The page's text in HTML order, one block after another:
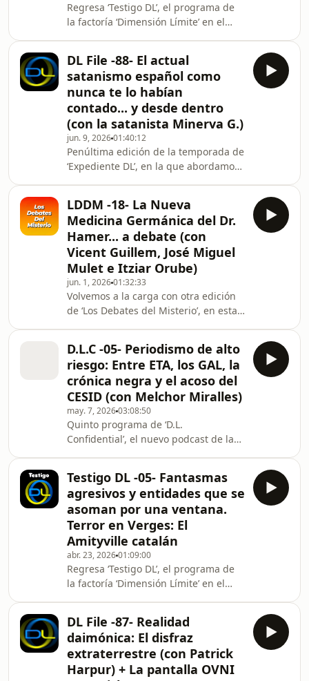
ministro, un juez y un par de
periodistas de investigación, en todas
la
Regresa ‘Testigo DL’, el programa de
la factoría ‘Dimensión Límite’ en el
únicos protagonistas. Tras dos
décadas recopilando cientos de ellos,
abrimos nuestro archivo particular
para ofreceros historias fascinantes,
vivencias inauditas, narradas siempre
por sus declarantes directos. Para
esta sexta y última edición de la
tempo
DL File -88- El actual
satanismo español como
nunca te lo habían
contado... y desde dentro
(con la satanista Minerva G.)
jun. 9, 202601:40:12
Penúltima edición de la temporada de
‘Expediente DL’, en la que abordamos
satanismo. Y lo hacemos, como os
tenemos ya acostumbrados, de
manera rupturista. Pues contamos
para tal menester con una satanista
de verdad, Minerva García, y con un
tono informativo a la par que
desenfadado y… ¿por qué no decirlo?
Incluso divertido. Hab
LDDM -18- La Nueva
Medicina Germánica del Dr.
Hamer... a debate (con
Vicent Guillem, José Miguel
Mulet e Itziar Orube)
jun. 1, 202601:32:33
Volvemos a la carga con otra edición
de ‘Los Debates del Misterio’, en esta
una enfermedad tan seria como el
Cáncer tratarse por medio de una
terapia alternativa? ¿Y funciona
realmente? Eso es lo que afirman los
defensores de la conocida como
Nueva Medicina Germánica (NMG) del
polémico Dr. Hamer, muy en boga aún
en noviembre de 2011 cua
D.L.C -05- Periodismo de alto
riesgo: Entre ETA, los GAL, la
crónica negra y el acoso del
CESID (con Melchor Miralles)
may. 7, 202603:08:50
Quinto programa de ‘D.L.
Confidential’, el nuevo podcast de la
terrorismo de Estado, el crimen
organizado o el periodismo de
investigación son los asuntos
principales. Y en esta ocasión,
hablamos con todo un referente del
periodismo de investigación. Un
tótem de la vieja escuela, con medio
siglo de trayectoria a sus espaldas, qu
Testigo DL -05- Fantasmas
agresivos y entidades que se
asoman por una ventana.
Terror en Verges: El
Amityville catalán
abr. 23, 202601:09:00
Regresa ‘Testigo DL’, el programa de
la factoría ‘Dimensión Límite’ en el
únicos protagonistas. Tras dos
décadas recopilando cientos de ellos,
abrimos nuestro archivo particular
para ofreceros historias fascinantes,
DL File -87- Realidad
daimónica: El disfraz
extraterrestre (con Patrick
Harpur) + La pantalla OVNI